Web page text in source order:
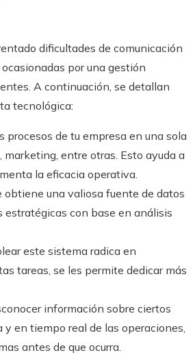
dificultades de comunicación
por una gestión
A continuación, se detallan
tecnológica:
procesos de tu empresa en una sola
entre otras. Esto ayuda a
la eficacia operativa.
una valiosa fuente de datos
con base en análisis
este sistema radica en
tareas, se les permite dedicar más
información sobre ciertos
en tiempo real de las operaciones,
antes de que ocurra.